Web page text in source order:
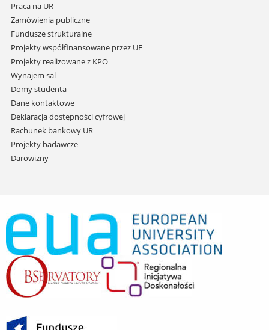
Praca na UR
Zamówienia publiczne
Fundusze strukturalne
Projekty współfinansowane przez UE
Projekty realizowane z KPO
Wynajem sal
Domy studenta
Dane kontaktowe
Deklaracja dostępności cyfrowej
Rachunek bankowy UR
Projekty badawcze
Darowizny